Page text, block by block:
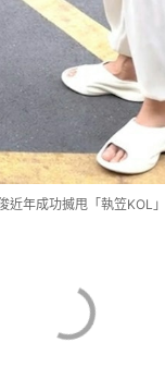
年成功搣甩「執笠KOL」